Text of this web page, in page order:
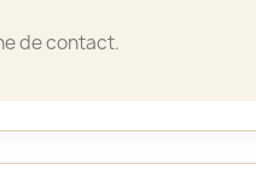
de contact.